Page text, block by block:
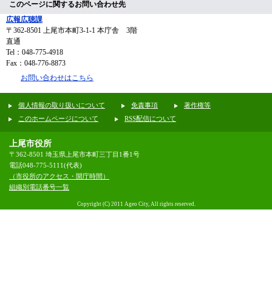
このページに関するお問い合わせ先
広報広聴課
〒362-8501 上尾市本町3-1-1 本庁舎 3階
直通
Tel：048-775-4918
Fax：048-776-8873
お問い合わせはこちら
個人情報の取り扱いについて 免責事項
著作権等
このホームページについて
RSS配信について
上尾市役所
〒362-8501 埼玉県上尾市本町三丁目1番1号
電話048-775-5111(代表)
（市役所のアクセス・開庁時間）
組織別電話番号一覧
Copyright (C) 2011 Ageo City, All rights reserved.